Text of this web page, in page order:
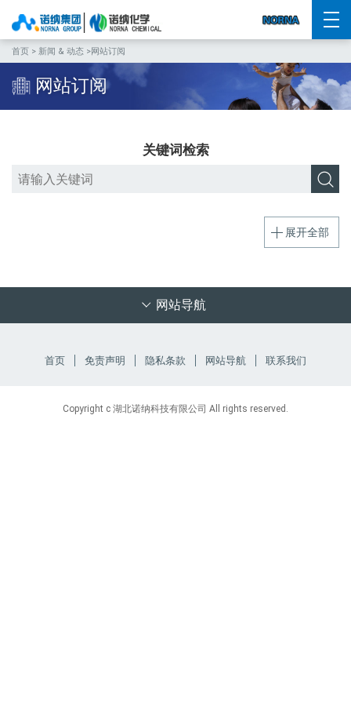
首页 > 新闻 & 动态 >网站订阅
网站订阅
关键词检索
展开全部
网站导航
首页 免责声明 隐私条款 网站导航 联系我们
Copyright c 湖北诺纳科技有限公司 All rights reserved.